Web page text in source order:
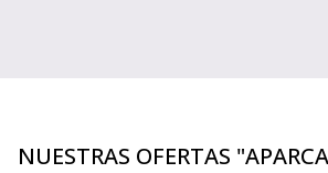
NUESTRAS OFERTAS